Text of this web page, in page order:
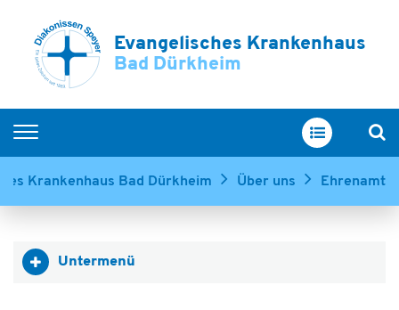
Evangelisches Krankenhaus
Bad Dürkheim
Home
Ihr Aufenthalt
Krankenhaus Bad Dürkheim Über uns Ehrenamt
Untermenü